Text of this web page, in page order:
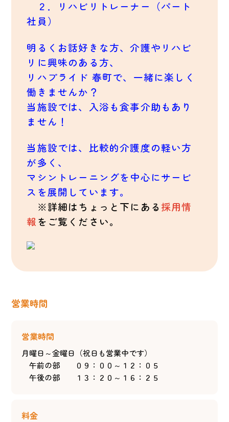
２．リハビリトレーナー（パート
社員）
明るくお話好きな方、介護やリハビ
リに興味のある方、
リハプライド 春町で、一緒に楽しく
働きませんか？
当施設では、入浴も食事介助もあり
ません！
当施設では、比較的介護度の軽い方
が多く、
マシントレーニングを中心にサービ
スを展開しています。
※詳細はちょっと下にある 採用情
報 をご覧ください。
営業時間
営業時間
月曜日～金曜日（祝日も営業中です）
午前の部 ０９：００～１２：０５
午後の部 １３：２０～１６：２５
料金